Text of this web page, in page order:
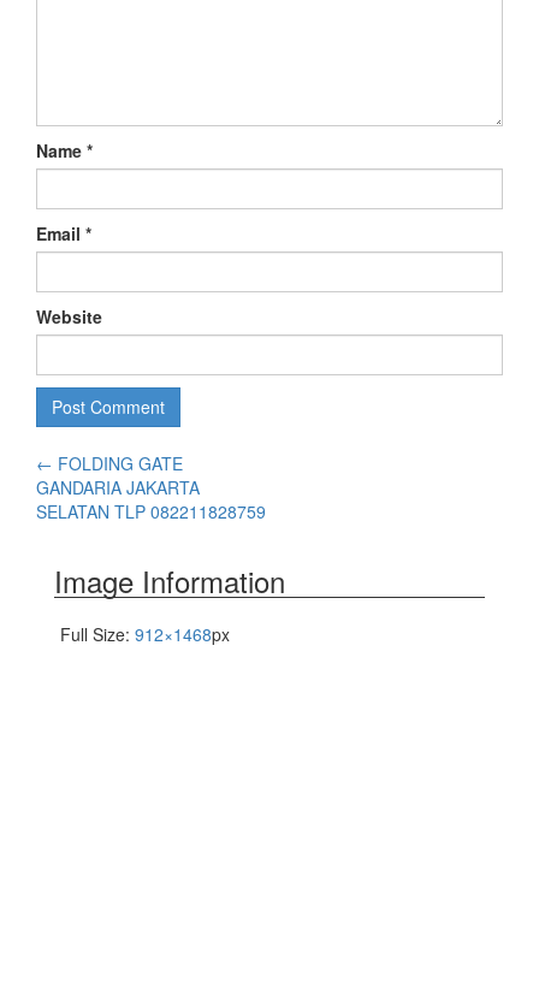
Name *
Email *
Website
← FOLDING GATE
GANDARIA JAKARTA
SELATAN TLP 082211828759
Image Information
Full Size: 912×1468px